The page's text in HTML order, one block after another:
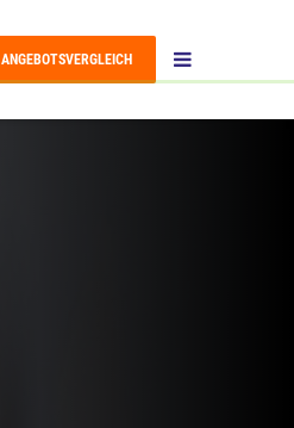
ANGEBOTSVERGLEICH